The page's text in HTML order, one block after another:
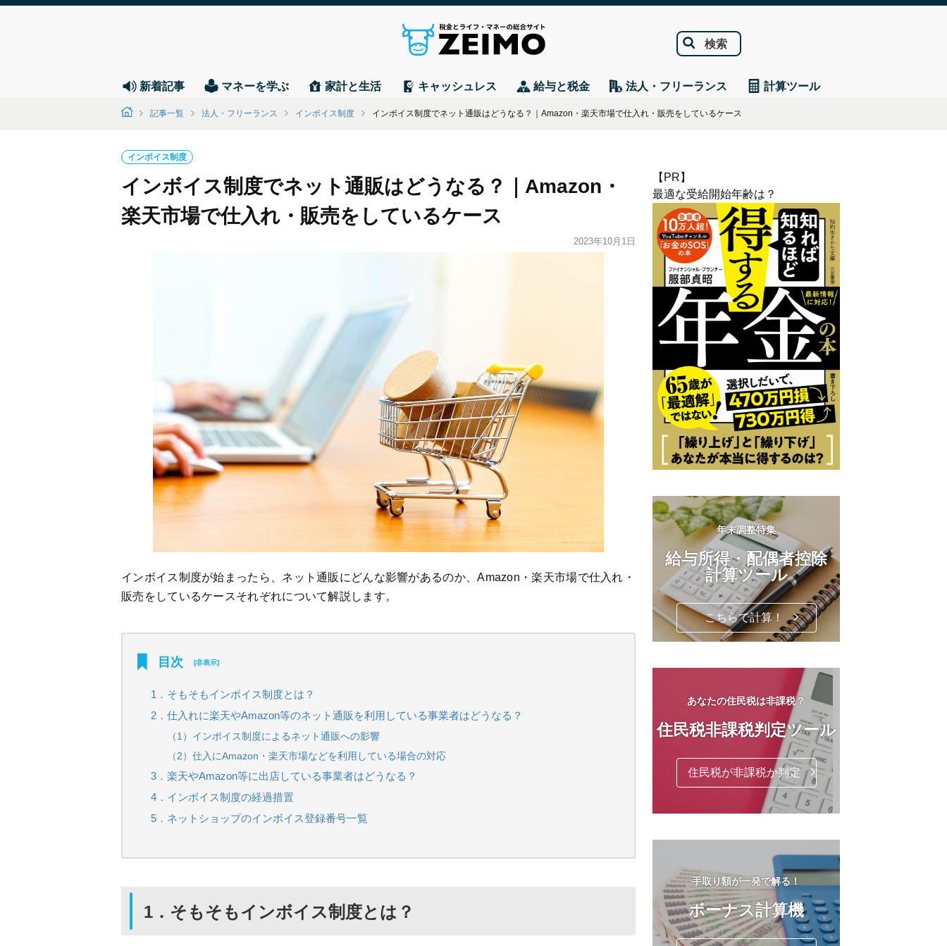
検索
新着記事 マネーを学ぶ 家計と生活 キャッシュレス 給与と税金 法人・フリーランス 計算ツール
記事一覧 法人・フリーランス インボイス制度 インボイス制度でネット通販はどうなる？｜Amazon・楽天市場で仕入れ・販売をしているケース
インボイス制度
インボイス制度でネット通販はどうなる？｜Amazon・
楽天市場で仕入れ・販売をしているケース
2023年10月1日
インボイス制度が始まったら、ネット通販にどんな影響があるのか、Amazon・楽天市場で仕入れ・
販売をしているケースそれぞれについて解説します。
目次 [非表示]
1．そもそもインボイス制度とは？
2．仕入れに楽天やAmazon等のネット通販を利用している事業者はどうなる？
（1）インボイス制度によるネット通販への影響
（2）仕入にAmazon・楽天市場などを利用している場合の対応
3．楽天やAmazon等に出店している事業者はどうなる？
4．インボイス制度の経過措置
5．ネットショップのインボイス登録番号一覧
1．そもそもインボイス制度とは？
【PR】
最適な受給開始年齢は？
年末調整特集
給与所得・配偶者控除
計算ツール
こちらで計算！
あなたの住民税は非課税？
住民税非課税判定ツール
住民税が非課税か判定
手取り額が一発で解る！
ボーナス計算機